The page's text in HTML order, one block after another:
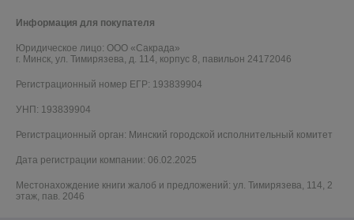
Информация для покупателя
Юридическое лицо: ООО «Сакрада»
г. Минск, ул. Тимирязева, д. 114, корпус 8, павильон 24172046
Регистрационный номер ЕГР: 193839904
УНП: 193839904
Регистрационный орган: Минский городской исполнительный комитет
Дата регистрации компании: 06.02.2025
Местонахождение книги жалоб и предложений: ул. Тимирязева, 114, 2
этаж, пав. 2046